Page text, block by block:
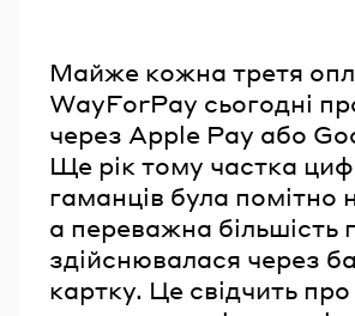
Майже кожна третя
WayForPay сьогодні
через Apple Pay або
Ще рік тому частка
гаманців була помітно
а переважна більшість
здійснювалася через
картку. Це свідчить про